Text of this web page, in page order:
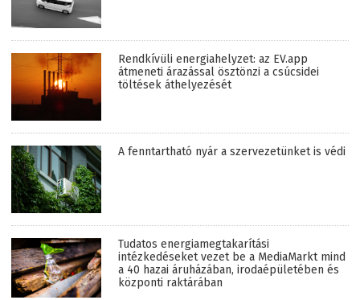
Rendkívüli energiahelyzet: az EV.app
átmeneti árazással ösztönzi a csúcsidei
töltések áthelyezését
A fenntartható nyár a szervezetünket is védi
Tudatos energiamegtakarítási
intézkedéseket vezet be a MediaMarkt mind
a 40 hazai áruházában, irodaépületében és
központi raktárában